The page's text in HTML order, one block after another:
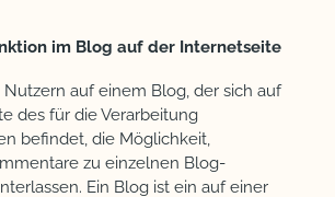
im Blog auf der Internetseite
auf einem Blog, der sich auf
des für die Verarbeitung
befindet, die Möglichkeit,
zu einzelnen Blog-
Ein Blog ist ein auf einer